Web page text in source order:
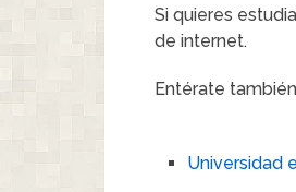
Si quieres
de internet.
Entérate
Universidad